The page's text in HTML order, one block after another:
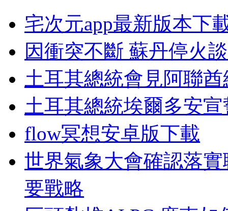
宅次元app最新版本下
因衝突不斷 蘇丹停火
土耳其總統會見阿聯
土耳其總統埃爾多安
flow冥想安卓版下載
世界氣象大會確認落
要戰略